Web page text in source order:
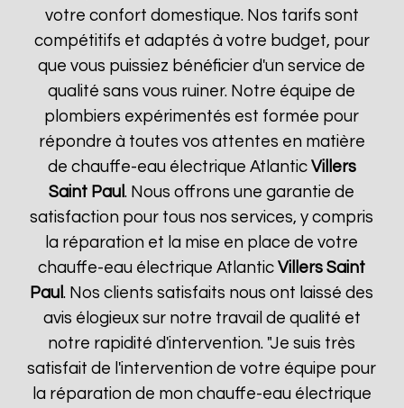
votre confort domestique. Nos tarifs sont
compétitifs et adaptés à votre budget, pour
que vous puissiez bénéficier d'un service de
qualité sans vous ruiner. Notre équipe de
plombiers expérimentés est formée pour
répondre à toutes vos attentes en matière
de chauffe-eau électrique Atlantic Villers
Saint Paul. Nous offrons une garantie de
satisfaction pour tous nos services, y compris
la réparation et la mise en place de votre
chauffe-eau électrique AtlanticVillers Saint
Paul. Nos clients satisfaits nous ont laissé des
avis élogieux sur notre travail de qualité et
notre rapidité d'intervention. "Je suis très
satisfait de l'intervention de votre équipe pour
la réparation de mon chauffe-eau électrique